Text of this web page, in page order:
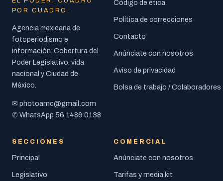
POR CUADRO.
Agencia mexicana de
fotoperiodismo e
información. Cobertura del
Poder Legislativo, vida
nacional y Ciudad de
México.
✉ photoamc@gmail.com
✆ WhatsApp 56 1486 0138
Código de ética
Política de correcciones
Contacto
Anúnciate con nosotros
Aviso de privacidad
Bolsa de trabajo / Colaboradores
SECCIONES
Principal
Legislativo
COMERCIAL
Anúnciate con nosotros
Tarifas y media kit